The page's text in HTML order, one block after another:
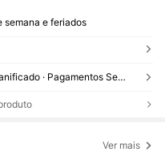
semana e feriados
Reenviar se o item estiver perdido/danificado · Pagamentos Seguros · Proteção de privacidade
Ver mais